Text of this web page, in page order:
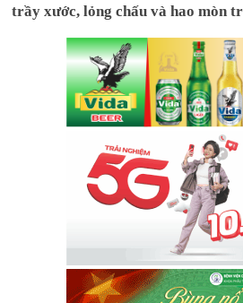
trầy xước, lỏng chấu và hao mòn